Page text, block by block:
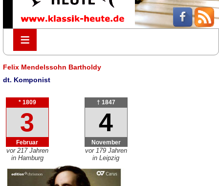
≡
≡
Felix Mendelssohn Bartholdy
dt. Komponist
* 1809
3
Februar
vor 217 Jahren
in Hamburg
† 1847
4
November
vor 179 Jahren
in Leipzig